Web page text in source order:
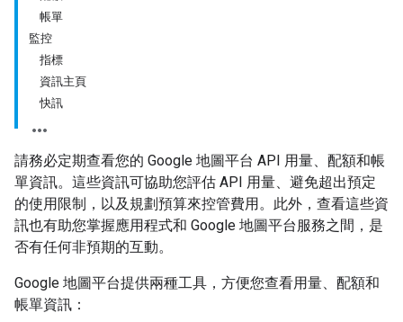
帳單
監控
指標
資訊主頁
快訊
請務必定期查看您的 Google 地圖平台 API 用量、配額和帳
單資訊。這些資訊可協助您評估 API 用量、避免超出預定
的使用限制，以及規劃預算來控管費用。此外，查看這些資
訊也有助您掌握應用程式和 Google 地圖平台服務之間，是
否有任何非預期的互動。
Google 地圖平台提供兩種工具，方便您查看用量、配額和
帳單資訊：